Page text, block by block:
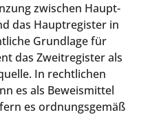
zwischen Haupt-
das Hauptregister in
Grundlage für
das Zweitregister als
In rechtlichen
es als Beweismittel
es ordnungsgemäß